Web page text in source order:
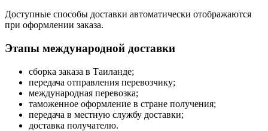
Доступные способы доставки автоматически отображаются
при оформлении заказа.
Этапы международной доставки
сборка заказа в Таиланде;
передача отправления перевозчику;
международная перевозка;
таможенное оформление в стране получения;
передача в местную службу доставки;
доставка получателю.